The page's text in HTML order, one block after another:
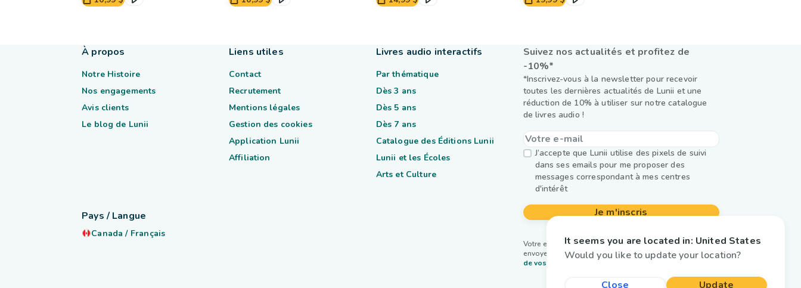
Suivez nos actualités et profitez de
-10%*
*Inscrivez-vous à la newsletter pour recevoir
toutes les dernières actualités de Lunii et une
réduction de 10% à utiliser sur notre catalogue
de livres audio !
J’accepte que Lunii utilise des pixels de suivi
dans ses emails pour me proposer des
messages correspondant à mes centres
d'intérêt
Je m'inscris
Votre email est utilisé par Lunii uniquement pour vous
envoyer notre newsletter. En savoir plus sur lagestion
de vos données et vos droits.
À propos
Notre Histoire
Nos engagements
Avis clients
Le blog de Lunii
Liens utiles
Contact
Recrutement
Mentions légales
Gestion des cookies
Application Lunii
Affiliation
Livres audio interactifs
Par thématique
Dès 3 ans
Dès 5 ans
Dès 7 ans
Catalogue des Éditions Lunii
Lunii et les Écoles
Arts et Culture
Pays / Langue
Canada / Français
It seems you are located in: United States
Would you like to update your location?
Close Update